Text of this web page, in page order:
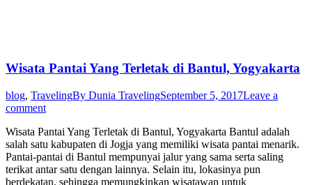
Wisata Pantai Yang Terletak di Bantul, Yogyakarta
blog, TravelingBy Dunia TravelingSeptember 5, 2017Leave a
comment
Wisata Pantai Yang Terletak di Bantul, Yogyakarta Bantul adalah
salah satu kabupaten di Jogja yang memiliki wisata pantai menarik.
Pantai-pantai di Bantul mempunyai jalur yang sama serta saling
terikat antar satu dengan lainnya. Selain itu, lokasinya pun
berdekatan, sehingga memungkinkan wisatawan untuk